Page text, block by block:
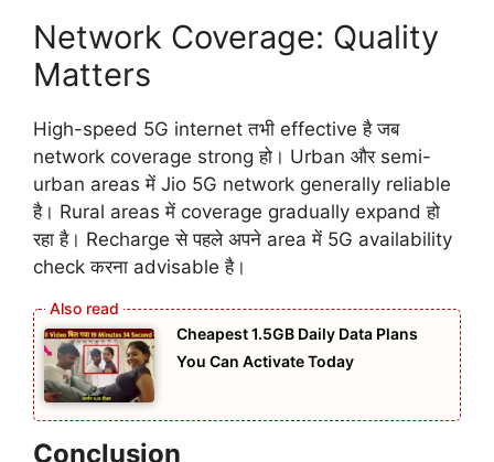
Network Coverage: Quality
Matters
High-speed 5G internet तभी effective है जब
network coverage strong हो। Urban और semi-
urban areas में Jio 5G network generally reliable
है। Rural areas में coverage gradually expand हो
रहा है। Recharge से पहले अपने area में 5G availability
check करना advisable है।
Cheapest 1.5GB Daily Data Plans
You Can Activate Today
Conclusion